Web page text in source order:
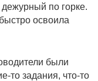
по горке.
освоила
были
то задания, что-то